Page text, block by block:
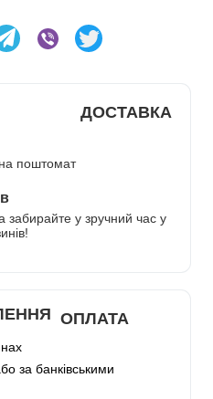
ДОСТАВКА
поштомат
у зручний час у
ОПЛАТА
за банківськими